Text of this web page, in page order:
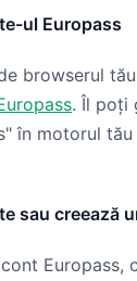
ul Europass
browserul
. Îl poți
în motorul
sau creează
Europass,